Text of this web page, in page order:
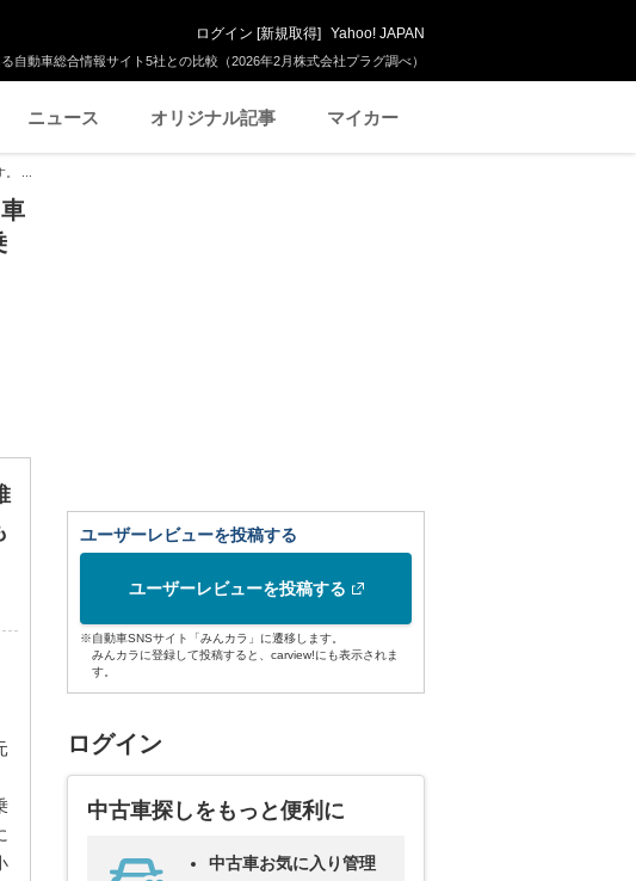
自動車総合情報サイト5社との比較（2026年2月株式会社プラグ調べ）
ログイン [新規取得] Yahoo! JAPAN
ニュース オリジナル記事 マイカー
...
ユーザーレビューを投稿する
ユーザーレビューを投稿する
※自動車SNSサイト「みんカラ」に遷移します。
みんカラに登録して投稿すると、carview!にも表示されま
す。
ログイン
中古車探しをもっと便利に
中古車お気に入り管理